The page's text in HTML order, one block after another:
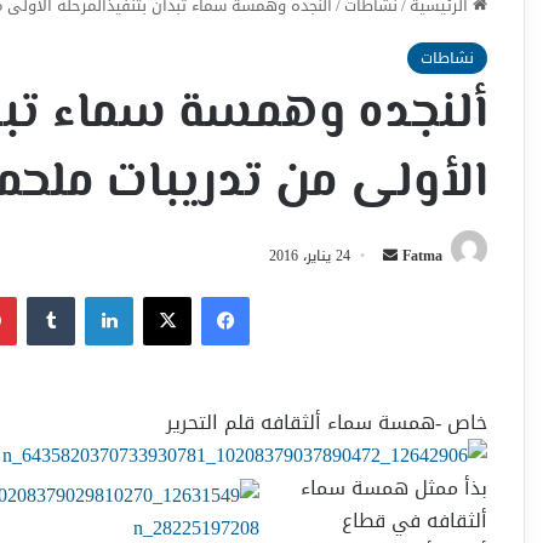
نشاطات
ألنجده وهمسة سماء
الأولى من تدريبات
Fatma
أرسل 24 يناير، 2016
فيسبوك‫X لينكدإن
خاص -همسة سماء ألثقافه قلم التحرير
بذأ ممثل همسة سماء
ألثقافه في قطاع